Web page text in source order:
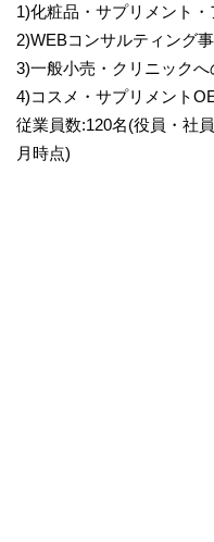
1)化粧品・サプリメント
2)WEBコンサルティング
3)一般小売・クリニックへ
4)コスメ・サプリメント
従業員数:120名(役員・社
月時点)